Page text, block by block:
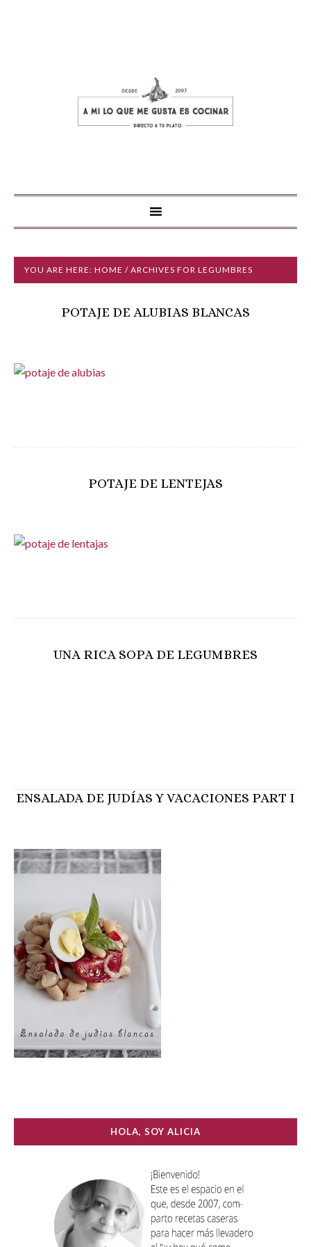
YOU ARE HERE: HOME / ARCHIVES FOR LEGUMBRES
POTAJE DE ALUBIAS BLANCAS
POTAJE DE LENTEJAS
UNA RICA SOPA DE LEGUMBRES
ENSALADA DE JUDÍAS Y VACACIONES PART I
HOLA, SOY ALICIA